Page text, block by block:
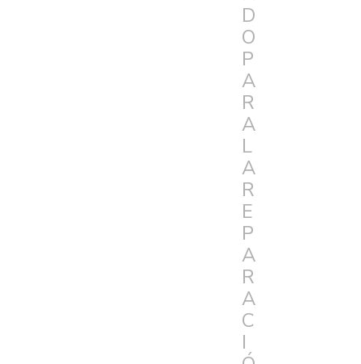
D
O
P
A
R
A
L
A
R
E
P
A
R
A
C
I